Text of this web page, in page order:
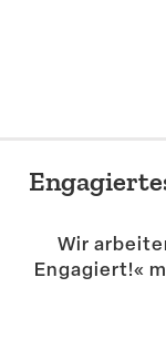
Wir
Engagiert!«